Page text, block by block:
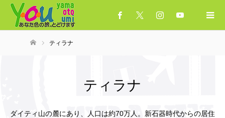
ティラナ
ティラナ
ダイティ山の麓にあり、人口は約70万人。新石器時代からの居住